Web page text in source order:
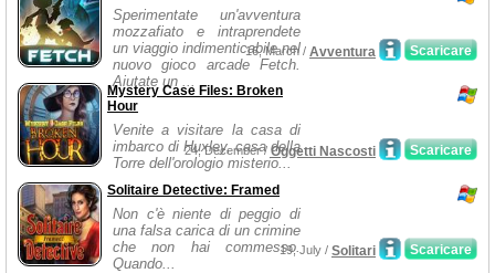
Sperimentate un'avventura
mozzafiato e intraprendete
un viaggio indimenticabile nel
nuovo gioco arcade Fetch.
Aiutate un ...
Scaricare
16, March / Avventura
Mystery Case Files: Broken
Hour
Venite a visitare la casa di
imbarco di Huxley, casa della
Torre dell'orologio misterio...
Scaricare
24, December / Oggetti Nascosti
Solitaire Detective: Framed
Non c'è niente di peggio di
una falsa carica di un crimine
che non hai commesso.
Quando...
Scaricare
19, July / Solitari